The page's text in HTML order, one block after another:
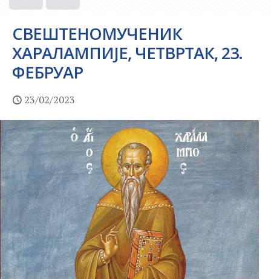
СВЕШТЕНОМУЧЕНИК
ХАРАЛАМПИЈЕ, ЧЕТВРТАК, 23.
ФЕБРУАР
23/02/2023